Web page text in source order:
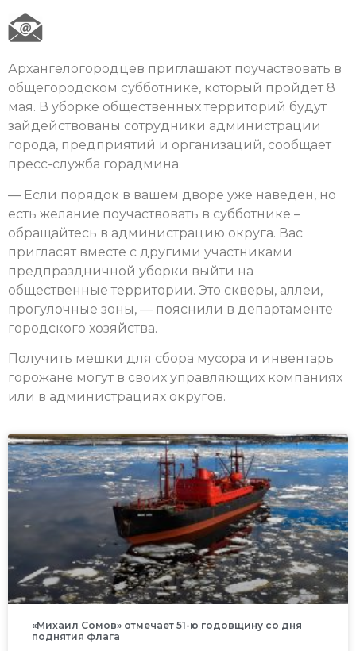
Архангелогородцев приглашают поучаствовать в
общегородском субботнике, который пройдет 8
мая. В уборке общественных территорий будут
зайдействованы сотрудники администрации
города, предприятий и организаций, сообщает
пресс-служба горадмина.
— Если порядок в вашем дворе уже наведен, но
есть желание поучаствовать в субботнике –
обращайтесь в администрацию округа. Вас
пригласят вместе с другими участниками
предпраздничной уборки выйти на
общественные территории. Это скверы, аллеи,
прогулочные зоны, — пояснили в департаменте
городского хозяйства.
Получить мешки для сбора мусора и инвентарь
горожане могут в своих управляющих компаниях
или в администрациях округов.
«Михаил Сомов» отмечает 51-ю годовщину со дня
поднятия флага